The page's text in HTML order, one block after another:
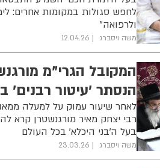
לחפש סגולות במקומות אחרים:
ולרפואה"
משה ויסברג 12.04.26
המקובל הגרי"מ
הנסתר 'עיטור רבנים'
לאחר שיעור עמוק על למעלה
רבי יצחק מאיר מורגנשטרן קרא
בעל ה'בני היכלא' בכל העולם
משה ויסברג 23.03.26